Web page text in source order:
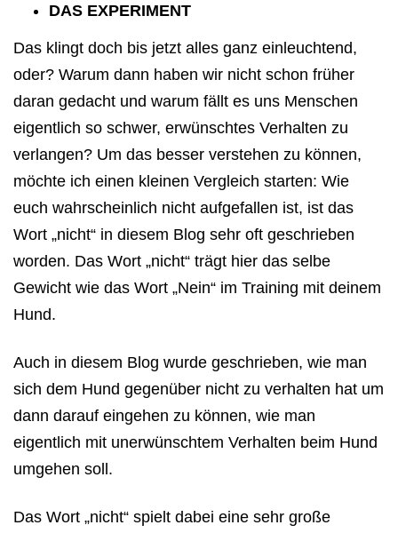
DAS EXPERIMENT
Das klingt doch bis jetzt alles ganz einleuchtend,
oder? Warum dann haben wir nicht schon früher
daran gedacht und warum fällt es uns Menschen
eigentlich so schwer, erwünschtes Verhalten zu
verlangen? Um das besser verstehen zu können,
möchte ich einen kleinen Vergleich starten: Wie
euch wahrscheinlich nicht aufgefallen ist, ist das
Wort „nicht“ in diesem Blog sehr oft geschrieben
worden. Das Wort „nicht“ trägt hier das selbe
Gewicht wie das Wort „Nein“ im Training mit deinem
Hund.
Auch in diesem Blog wurde geschrieben, wie man
sich dem Hund gegenüber nicht zu verhalten hat um
dann darauf eingehen zu können, wie man
eigentlich mit unerwünschtem Verhalten beim Hund
umgehen soll.
Das Wort „nicht“ spielt dabei eine sehr große